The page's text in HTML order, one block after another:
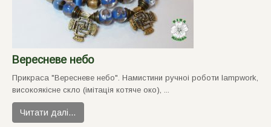
Вересневе небо
Прикраса "Вересневе небо". Намистини ручноi роботи lampwork,
високоякiсне скло (iмiтацiя котяче око), ...
Читати далі…